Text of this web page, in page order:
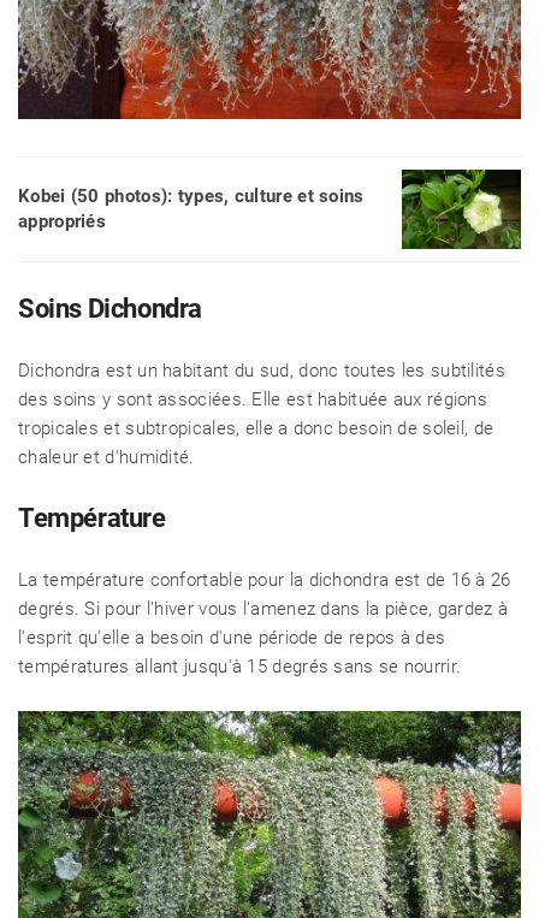
Kobei (50 photos): types, culture et soins
appropriés
Soins Dichondra
Dichondra est un habitant du sud, donc toutes les subtilités
des soins y sont associées. Elle est habituée aux régions
tropicales et subtropicales, elle a donc besoin de soleil, de
chaleur et d'humidité.
Température
La température confortable pour la dichondra est de 16 à 26
degrés. Si pour l'hiver vous l'amenez dans la pièce, gardez à
l'esprit qu'elle a besoin d'une période de repos à des
températures allant jusqu'à 15 degrés sans se nourrir.
CÉLÉBRITÉS
RECETTES
CHALET D'ÉTÉ ET JARDIN